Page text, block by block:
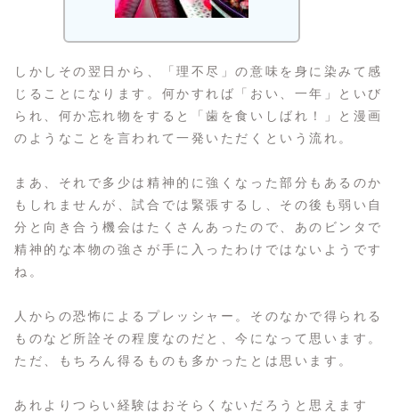
しかしその翌日から、「理不尽」の意味を身に染みて感
じることになります。何かすれば「おい、一年」といび
られ、何か忘れ物をすると「歯を食いしばれ！」と漫画
のようなことを言われて一発いただくという流れ。
まあ、それで多少は精神的に強くなった部分もあるのか
もしれませんが、試合では緊張するし、その後も弱い自
分と向き合う機会はたくさんあったので、あのビンタで
精神的な本物の強さが手に入ったわけではないようです
ね。
人からの恐怖によるプレッシャー。そのなかで得られる
ものなど所詮その程度なのだと、今になって思います。
ただ、もちろん得るものも多かったとは思います。
あれよりつらい経験はおそらくないだろうと思えます